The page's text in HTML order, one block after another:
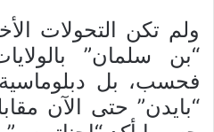
ولم تكن التحولات
“بن سلمان”
فحسب، بل
“بايدن” حتى الآن